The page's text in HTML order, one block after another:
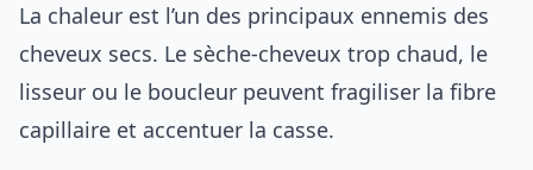
La chaleur est l’un des principaux ennemis des
cheveux secs. Le sèche-cheveux trop chaud, le
lisseur ou le boucleur peuvent fragiliser la fibre
capillaire et accentuer la casse.